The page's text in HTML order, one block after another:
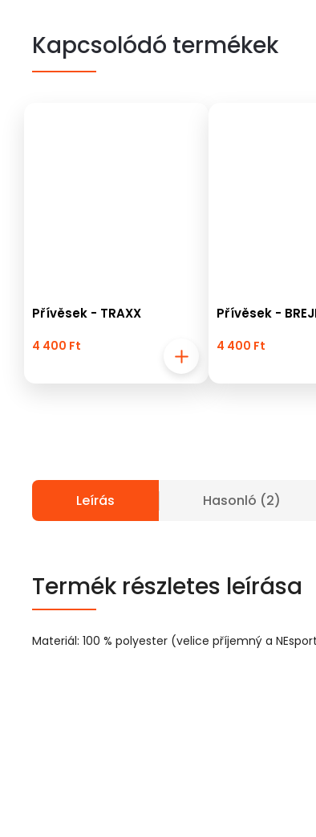
Kapcsolódó termékek
Přívěsek - TRAXX
4 400 Ft
Přívěsek -
4 400 Ft
Leírás Hasonló (2)
Termék részletes leírása
Materiál: 100 % polyester (velice příjemný a